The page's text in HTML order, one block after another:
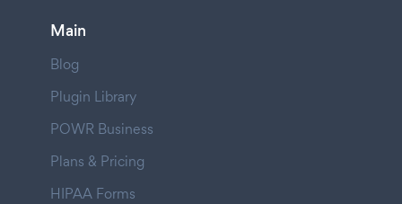
Main
Blog
Plugin Library
POWR Business
Plans & Pricing
HIPAA Forms